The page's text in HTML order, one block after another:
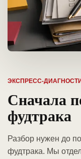
ЭКСПРЕСС-
Сначала
фудтрака
Разбор нужен до
фудтрака. Мы